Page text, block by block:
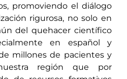
promoviendo el diálogo
rigurosa, no solo en
del quehacer científico
en español y
millones de pacientes y
región que por